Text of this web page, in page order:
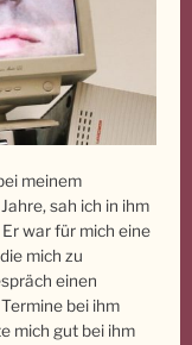
meinem
sah ich in ihm
war für mich eine
mich zu
einen
bei ihm
mich gut bei ihm